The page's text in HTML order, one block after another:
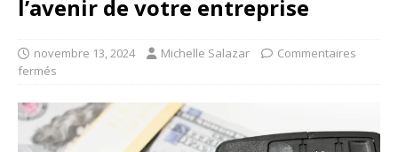
l’avenir de votre entreprise
novembre 13, 2024 Michelle Salazar
Commentaires
fermés